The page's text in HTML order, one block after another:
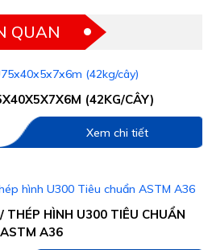
QUAN
(42KG/CÂY)
Xem chi tiết
THÉP HÌNH U300 TIÊU CHUẨN
ASTM A36